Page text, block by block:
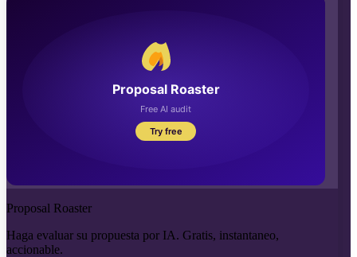
Proposal Roaster
Haga evaluar su propuesta por IA. Gratis, instantaneo,
accionable.